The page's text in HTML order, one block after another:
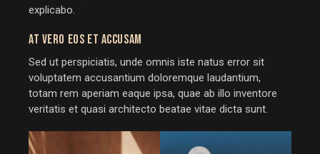
explicabo.
AT VERO EOS ET ACCUSAM
Sed ut perspiciatis, unde omnis iste natus error sit
voluptatem accusantium doloremque laudantium,
totam rem aperiam eaque ipsa, quae ab illo inventore
veritatis et quasi architecto beatae vitae dicta sunt.